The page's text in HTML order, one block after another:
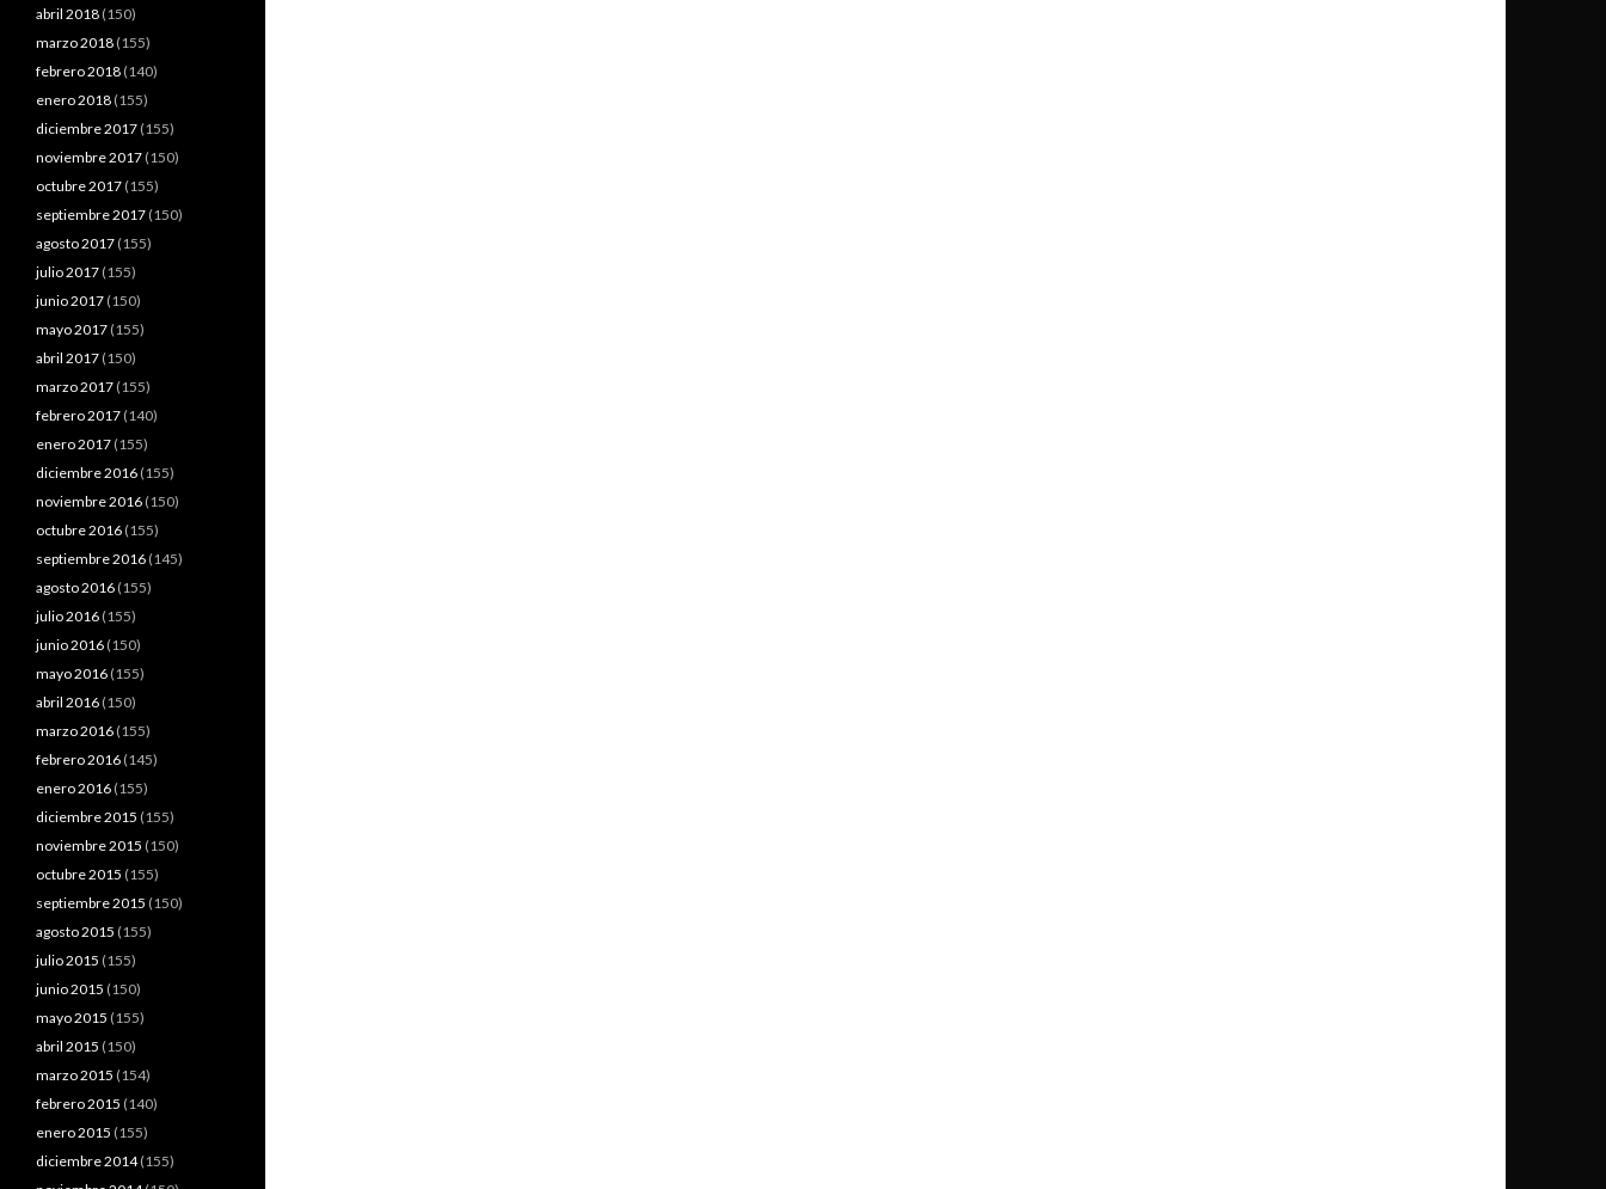
abril 2018 (150)
marzo 2018 (155)
febrero 2018 (140)
enero 2018 (155)
diciembre 2017 (155)
noviembre 2017 (150)
octubre 2017 (155)
septiembre 2017 (150)
agosto 2017 (155)
julio 2017 (155)
junio 2017 (150)
mayo 2017 (155)
abril 2017 (150)
marzo 2017 (155)
febrero 2017 (140)
enero 2017 (155)
diciembre 2016 (155)
noviembre 2016 (150)
octubre 2016 (155)
septiembre 2016 (145)
agosto 2016 (155)
julio 2016 (155)
junio 2016 (150)
mayo 2016 (155)
abril 2016 (150)
marzo 2016 (155)
febrero 2016 (145)
enero 2016 (155)
diciembre 2015 (155)
noviembre 2015 (150)
octubre 2015 (155)
septiembre 2015 (150)
agosto 2015 (155)
julio 2015 (155)
junio 2015 (150)
mayo 2015 (155)
abril 2015 (150)
marzo 2015 (154)
febrero 2015 (140)
enero 2015 (155)
diciembre 2014(155)